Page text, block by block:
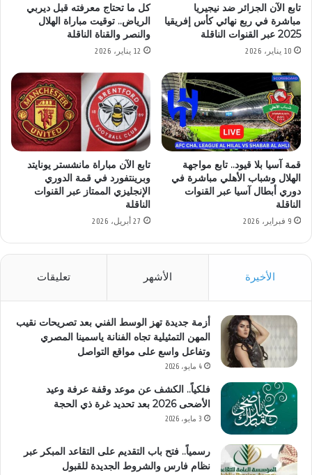
تابع الآن الجزائر ضد نيجيريا
مباشرة في ربع نهائي كأس إفريقيا
2025 عبر القنوات الناقلة
10 يناير، 2026
كل ما تحتاج معرفته قبل ديربي
الرياض.. توقيت مباراة الهلال
والنصر والقناة الناقلة
12 يناير، 2026
قمة آسيا بلا قيود.. تابع مواجهة
الهلال وشباب الأهلي مباشرة في
دوري أبطال آسيا عبر القنوات
الناقلة
9 فبراير، 2026
تابع الآن مباراة مانشستر يونايتد
وبرينتفورد في قمة الدوري
الإنجليزي الممتاز عبر القنوات
الناقلة
27 أبريل، 2026
الأخيرة الأشهر تعليقات
أزمة جديدة تهز الوسط الفني بعد تصريحات نقيب
المهن التمثيلية تجاه الفنانة ياسمينا المصري
وتفاعل واسع على مواقع التواصل
4 مايو، 2026
فلكياً.. الكشف عن موعد وقفة عرفة وعيد
الأضحى 2026 بعد تحديد غرة ذي الحجة
3 مايو، 2026
رسمياً.. فتح باب التقديم على التقاعد المبكر عبر
نظام فارس والشروط الجديدة للقبول